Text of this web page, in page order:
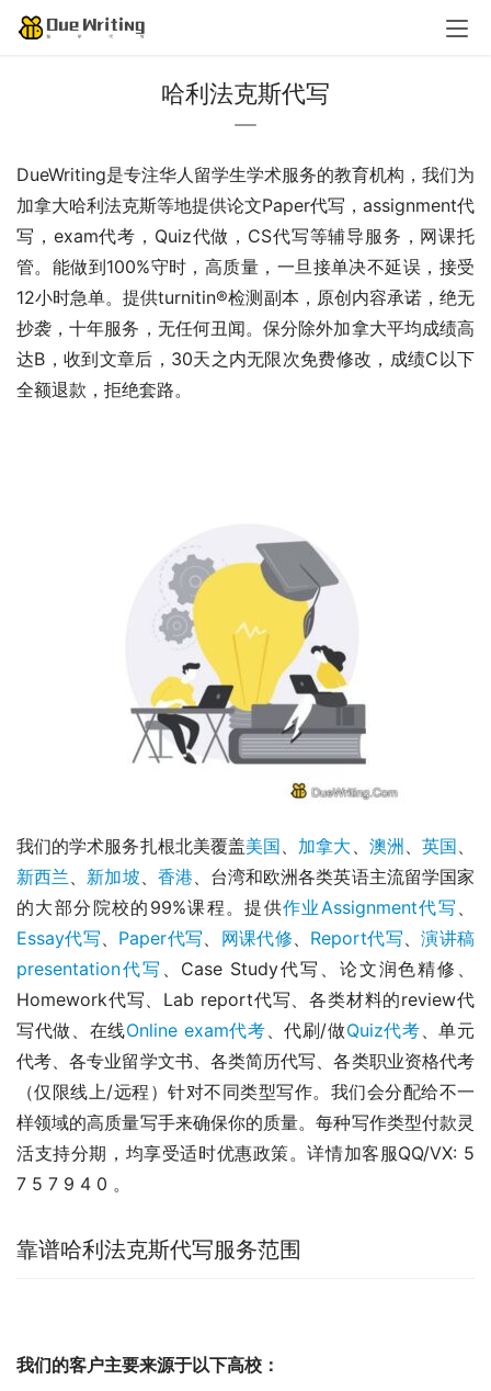
哈利法克斯代写
DueWriting是专注华人留学生学术服务的教育机构，我们为
加拿大哈利法克斯等地提供论文Paper代写，assignment代
写，exam代考，Quiz代做，CS代写等辅导服务，网课托
管。能做到100%守时，高质量，一旦接单决不延误，接受
12小时急单。提供turnitin®检测副本，原创内容承诺，绝无
抄袭，十年服务，无任何丑闻。保分除外加拿大平均成绩高
达B，收到文章后，30天之内无限次免费修改，成绩C以下
全额退款，拒绝套路。
我们的学术服务扎根北美覆盖美国、 加拿大 、 澳洲 、 英国、
新西兰、 新加坡、 香港、台湾和欧洲各类英语主流留学国家
的大部分院校的99%课程。提供作业Assignment代写 、
Essay代写、 Paper代写、 网课代修、 Report代写、演讲稿
presentation代写 、Case Study代写、论文润色精修、
Homework代写、Lab report代写、各类材料的review代
写代做、在线Online exam代考、代刷/做Quiz代考、单元
代考、各专业留学文书、各类简历代写、各类职业资格代考
（仅限线上/远程）针对不同类型写作。我们会分配给不一
样领域的高质量写手来确保你的质量。每种写作类型付款灵
活支持分期，均享受适时优惠政策。详情加客服QQ/VX: 5
7 5 7 9 4 0 。
靠谱哈利法克斯代写服务范围
我们的客户主要来源于以下高校：